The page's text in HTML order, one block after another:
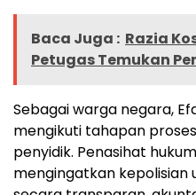
Baca Juga : Razia
Petugas Temukan
Sebagai warga negara,
mengikuti tahapan
penyidik. Penasihat
mengingatkan kepolisian